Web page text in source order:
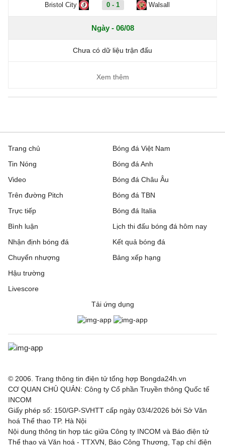
Bristol City 0 - 1 Walsall
Ngày - 06/08
Chưa có dữ liệu trận đấu
Xem thêm
Trang chủ
Tin Nóng
Video
Trên đường Pitch
Trực tiếp
Bóng đá Việt Nam
Bóng đá Anh
Bóng đá Châu Âu
Bóng đá TBN
Bóng đá Italia
Bình luận
Nhận định bóng đá
Chuyển nhượng
Hậu trường
Livescore
Lịch thi đấu bóng đá hôm nay
Kết quả bóng đá
Bảng xếp hạng
Tải ứng dụng
© 2006. Trang thông tin điện tử tổng hợp Bongda24h.vn
CƠ QUAN CHỦ QUẢN: Công ty Cổ phần Truyền thông Quốc tế
INCOM
Giấy phép số: 150/GP-SVHTT cấp ngày 03/4/2026 bởi Sở Văn
hoá Thể thao TP. Hà Nội
Nội dung thông tin hợp tác giữa Công ty INCOM và Báo điện tử
Thể thao và Văn hoá - TTXVN, Báo Công Thương, Tạp chí điện